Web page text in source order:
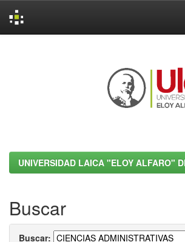
UNIVERSIDAD LAICA "ELOY ALFARO"
Buscar
Buscar: